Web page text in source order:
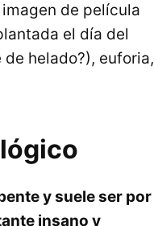
de película
el día del
helado?), euforia,
y suele ser por
insano y